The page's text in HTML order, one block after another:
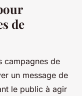
de
campagnes de
un message de
le public à agir